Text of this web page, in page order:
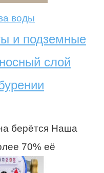
воды
и подземные
слой
берётся Наша
70% её